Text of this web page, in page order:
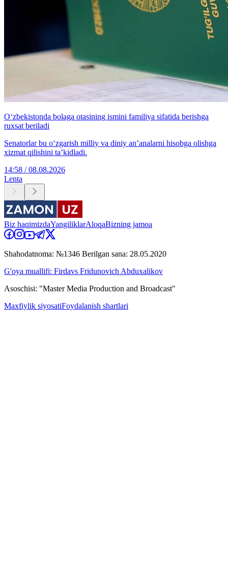
O‘zbekistonda bolaga otasining ismini familiya sifatida berishga
ruxsat beriladi
Senatorlar bu o‘zgarish milliy va diniy an’analarni hisobga olishga
xizmat qilishini ta’kidladi.
14:58 / 08.08.2026
Lenta
Biz haqimizdaYangiliklarAloqaBizning jamoa
Shahodatnoma: №1346 Berilgan sana: 28.05.2020
G'oya muallifi: Firdavs Fridunovich Abduxalikov
Asoschisi: "Master Media Production and Broadcast"
Maxfiylik siyosatiFoydalanish shartlari